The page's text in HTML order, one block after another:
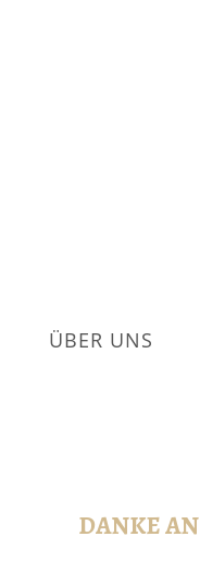
ÜBER UNS
DANKE AN